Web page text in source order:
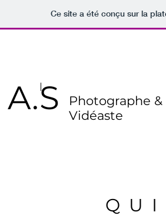
Ce site a été conçu sur la
A.S
Photographe &
Vidéaste